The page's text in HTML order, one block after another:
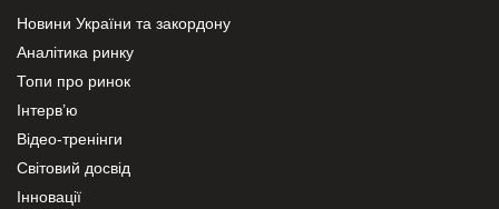
Новини України та закордону
Аналітика ринку
Топи про ринок
Інтерв’ю
Відео-тренінги
Світовий досвід
Інновації